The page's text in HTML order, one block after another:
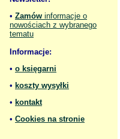
• Zamów informacje o
nowościach z wybranego
tematu
Informacje:
• o księgarni
• koszty wysyłki
• kontakt
• Cookies na stronie